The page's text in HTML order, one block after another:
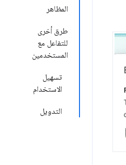
المظاهر
طرق أخرى
للتفاعل مع
المستخدمين
تسهيل
الاستخدام
التدويل